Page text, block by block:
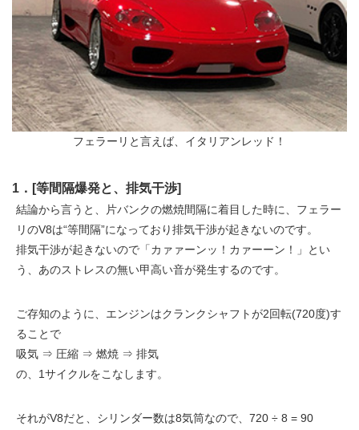
フェラーリと言えば、イタリアンレッド！
1．[等間隔爆発と、排気干渉]
結論から言うと、片バンクの燃焼間隔に着目した時に、フェラー
リのV8は“等間隔”になっており排気干渉が起きないのです。
排気干渉が起きないので「カァァーンッ！カァーーン！」とい
う、あのストレスの無い甲高い音が発生するのです。
ご存知のように、エンジンはクランクシャフトが2回転(720度)す
ることで
吸気 ⇒ 圧縮 ⇒ 燃焼 ⇒ 排気
の、1サイクルをこなします。
それがV8だと、シリンダー数は8気筒なので、720 ÷ 8 = 90